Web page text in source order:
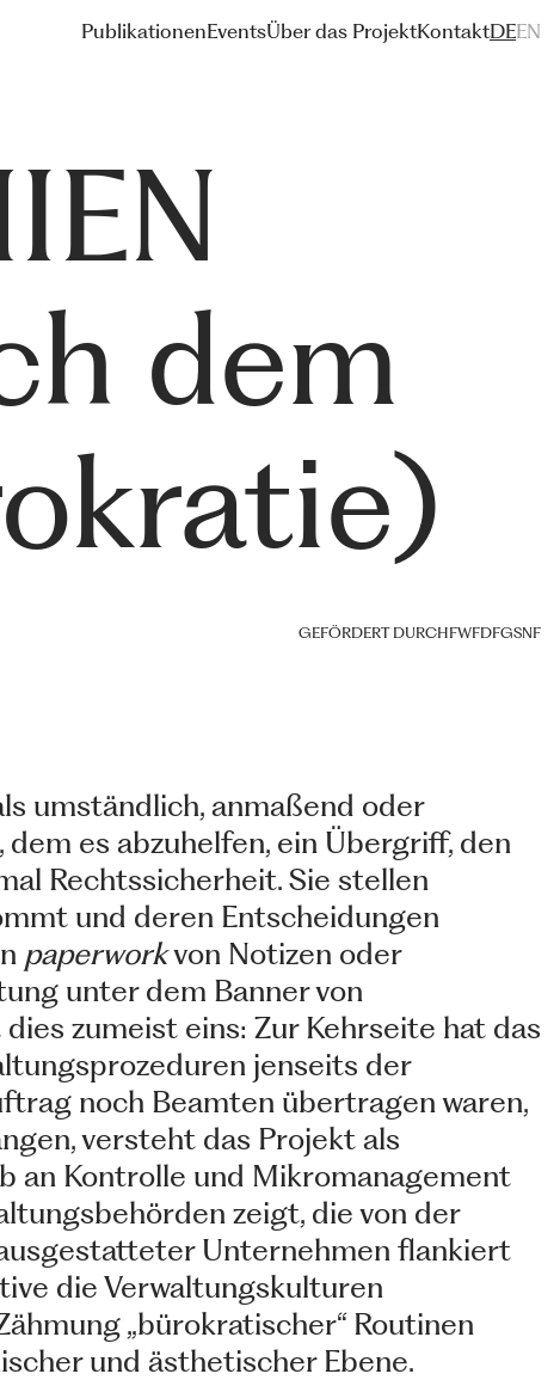
PublikationenEventsÜber das ProjektKontaktDEEN
dem
GEFÖRDERT DURCHFWFDFGSNF
umständlich, anmaßend oder
es abzuhelfen, ein Übergriff, den
Rechtssicherheit. Sie stellen
und deren Entscheidungen
paperworkvon Notizen oder
unter dem Banner von
zumeist eins: Zur Kehrseite hat das
jenseits der
noch Beamten übertragen waren,
versteht das Projekt als
an Kontrolle und Mikromanagement
zeigt, die von der
Unternehmen flankiert
die Verwaltungskulturen
„bürokratischer“ Routinen
und ästhetischer Ebene.